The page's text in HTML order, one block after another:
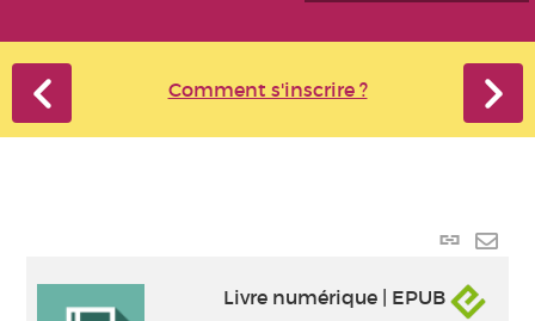
Comment s'inscrire ?
Lien
Livre numérique | EPUB